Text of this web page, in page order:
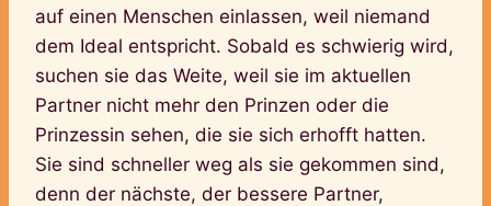
auf einen Menschen einlassen, weil niemand
dem Ideal entspricht. Sobald es schwierig wird,
suchen sie das Weite, weil sie im aktuellen
Partner nicht mehr den Prinzen oder die
Prinzessin sehen, die sie sich erhofft hatten.
Sie sind schneller weg als sie gekommen sind,
denn der nächste, der bessere Partner,